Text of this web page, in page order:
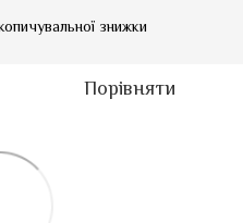
знижки
Порівняти